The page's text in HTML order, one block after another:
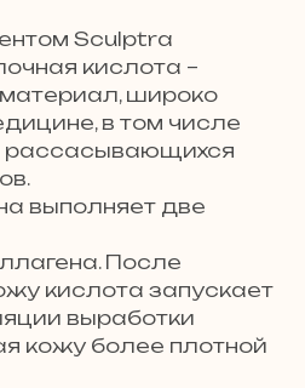
Sculptra
кислота –
широко
в том числе
рассасывающихся
выполняет две
После
кислота запускает
выработки
кожу более плотной